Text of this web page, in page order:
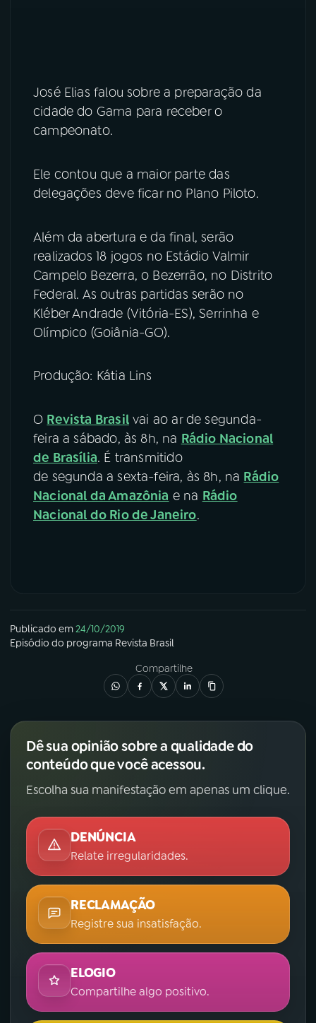
José Elias falou sobre a preparação da
cidade do Gama para receber o
campeonato.
Ele contou que a maior parte das
delegações deve ficar no Plano Piloto.
Além da abertura e da final, serão
realizados 18 jogos no Estádio Valmir
Campelo Bezerra, o Bezerrão, no Distrito
Federal. As outras partidas serão no
Kléber Andrade (Vitória-ES), Serrinha e
Olímpico (Goiânia-GO).
Produção: Kátia Lins
O Revista Brasilvai ao ar de segunda-
feira a sábado, às 8h, na Rádio Nacional
de Brasília. É transmitido
de segunda a sexta-feira, às 8h, na Rádio
Nacional da Amazônia e na Rádio
Nacional do Rio de Janeiro.
Publicado em24/10/2019
Episódio do programa Revista Brasil
Compartilhe
Dê sua opinião sobre a qualidade do
conteúdo que você acessou.
Escolha sua manifestação em apenas um clique.
DENÚNCIA
Relate irregularidades.
RECLAMAÇÃO
Registre sua insatisfação.
ELOGIO
Compartilhe algo positivo.